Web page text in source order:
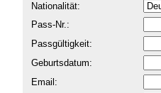
Nationalität:
Pass-Nr.:
Passgültigkeit:
Geburtsdatum:
Email: